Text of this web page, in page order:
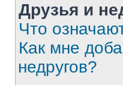
Друзья и
Что
Как мне
недругов?